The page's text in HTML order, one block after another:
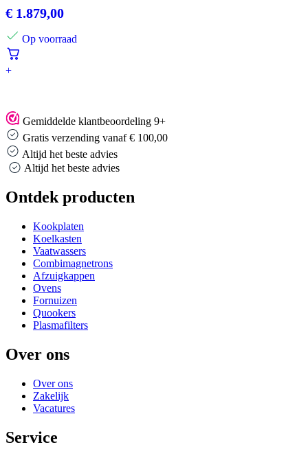
€ 1.879,00
Op voorraad
+
Gemiddelde klantbeoordeling 9+
Gratis verzending vanaf € 100,00
Altijd het beste advies
Altijd het beste advies
Ontdek producten
Kookplaten
Koelkasten
Vaatwassers
Combimagnetrons
Afzuigkappen
Ovens
Fornuizen
Quookers
Plasmafilters
Over ons
Over ons
Zakelijk
Vacatures
Service